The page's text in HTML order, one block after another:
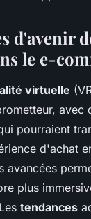
d'avenir
le e-
virtuelle
avec
pourraient
d'achat
avancées
plus
tendances